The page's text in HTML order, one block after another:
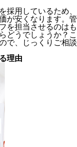
採用しているため、
が安くなります。管
を担当させるのはも
どうでしょうか？こ
で、じっくりご相談
理由